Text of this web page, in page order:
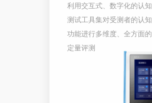
利用交互式、数字化的认知
测试工具集对受测者的认知
功能进行多维度、全方面的
定量评测